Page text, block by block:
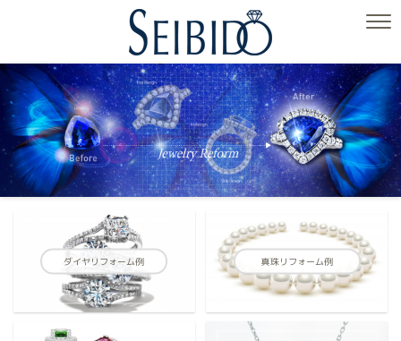
ダイヤリフォーム例 真珠リフォーム例